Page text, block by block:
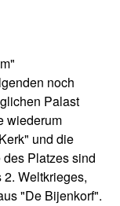
noch
Palast
wiederum
und die
Platzes sind
Weltkrieges,
"De Bijenkorf".